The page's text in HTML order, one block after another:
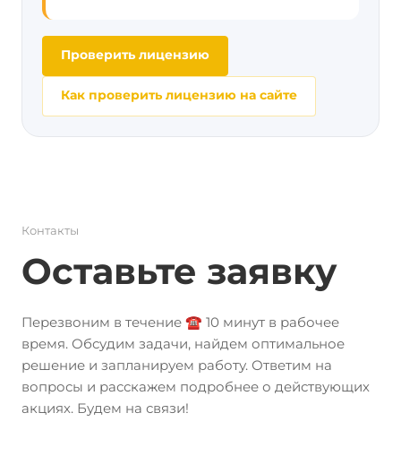
Проверить лицензию
Как проверить лицензию на сайте
Контакты
Оставьте заявку
Перезвоним в течение ☎️ 10 минут в рабочее
время. Обсудим задачи, найдем оптимальное
решение и запланируем работу. Ответим на
вопросы и расскажем подробнее о действующих
акциях. Будем на связи!